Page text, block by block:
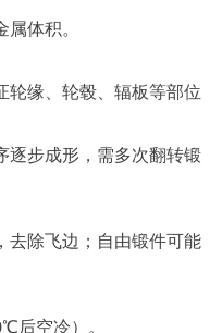
体积。
轮缘、轮毂、辐板等部位
逐步成形，需多次翻转锻
去除飞边；自由锻件可能
后空冷）。